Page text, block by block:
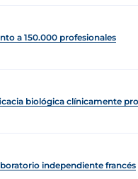
a 150.000 profesionales
biológica clínicamente
independiente francés